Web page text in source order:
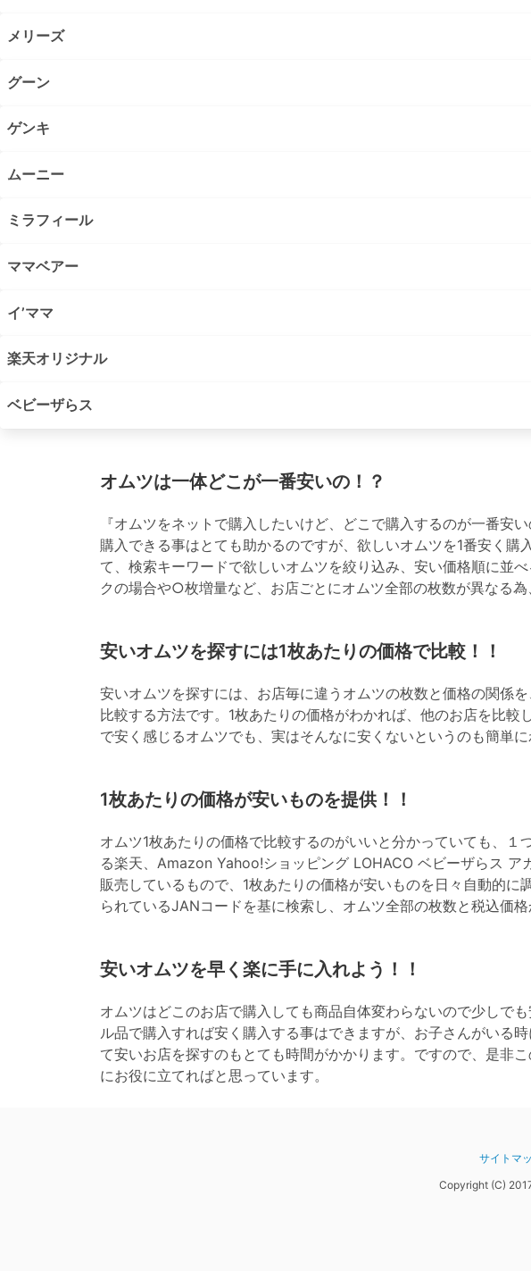
メリーズ
グーン
ゲンキ
ムーニー
ミラフィール
ママベアー
イ’ママ
楽天オリジナル
ベビーザらス
オムツは一体どこが一番安いの！？
『オムツをネットで購入したいけど、どこで購入するのが一番
購入できる事はとても助かるのですが、欲しいオムツを1番安く
て、検索キーワードで欲しいオムツを絞り込み、安い価格順に並
クの場合や○枚増量など、お店ごとにオムツ全部の枚数が異なる為
安いオムツを探すには1枚あたりの価格で比較！！
安いオムツを探すには、お店毎に違うオムツの枚数と価格の関係
比較する方法です。1枚あたりの価格がわかれば、他のお店を比
で安く感じるオムツでも、実はそんなに安くないというのも簡単に
1枚あたりの価格が安いものを提供！！
オムツ1枚あたりの価格で比較するのがいいと分かっていても、
る楽天、Amazon Yahoo!ショッピング LOHACO ベビーザらス
販売しているもので、1枚あたりの価格が安いものを日々自動的
られているJANコードを基に検索し、オムツ全部の枚数と税込価
安いオムツを早く楽に手に入れよう！！
オムツはどこのお店で購入しても商品自体変わらないので少しで
ル品で購入すれば安く購入する事はできますが、お子さんがいる
て安いお店を探すのもとても時間がかかります。ですので、是非
にお役に立てればと思っています。
サイトマ
Copyright (C)